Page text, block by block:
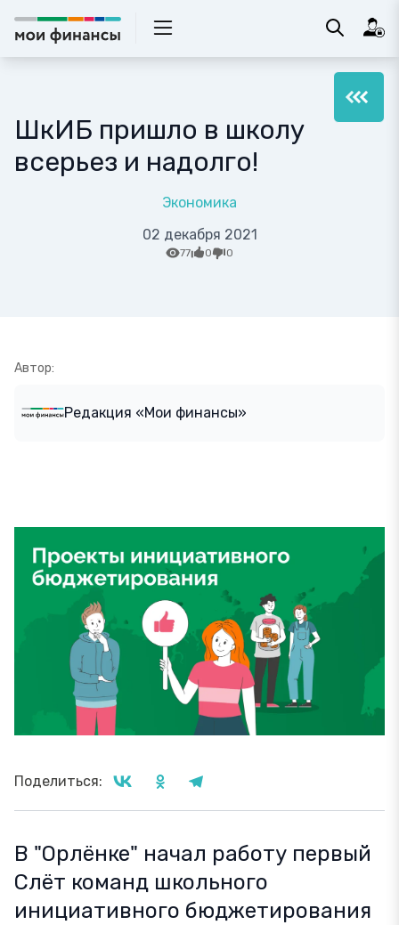
ШкИБ пришло в школу
всерьез и надолго!
Экономика
02 декабря 2021
77 0 0
Автор:
Редакция «Мои финансы»
Поделиться:
В "Орлёнке" начал работу первый
Слёт команд школьного
инициативного бюджетирования